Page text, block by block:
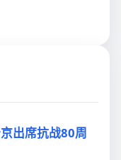
出席抗战80周